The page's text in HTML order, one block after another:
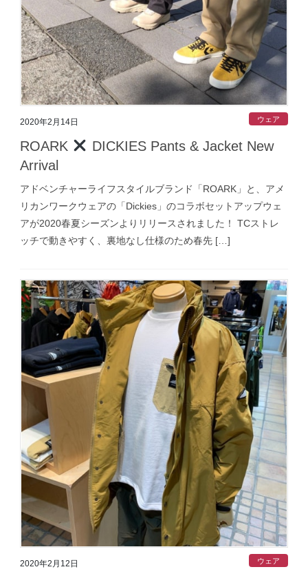
2020年2月14日 ウェア
ROARK
DICKIES Pants & Jacket New
Arrival
アドベンチャーライフスタイルブランド「ROARK」と、アメ
リカンワークウェアの「Dickies」のコラボセットアップウェ
アが2020春夏シーズンよりリリースされました！ TCストレ
ッチで動きやすく、裏地なし仕様のため春先 […]
2020年2月12日 ウェア